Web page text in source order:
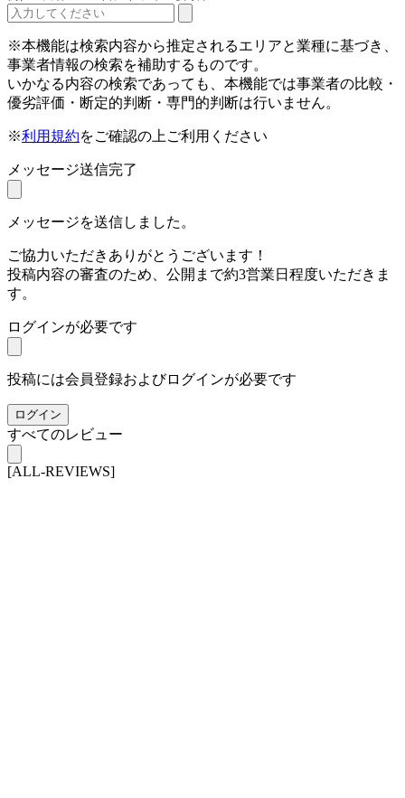
※本機能は検索内容から推定されるエリアと業種に基づき、
事業者情報の検索を補助するものです。
いかなる内容の検索であっても、本機能では事業者の比較・
優劣評価・断定的判断・専門的判断は行いません。
※利用規約をご確認の上ご利用ください
メッセージ送信完了
メッセージを送信しました。
ご協力いただきありがとうございます！
投稿内容の審査のため、公開まで約3営業日程度いただきま
す。
ログインが必要です
投稿には会員登録およびログインが必要です
ログイン
すべてのレビュー
[ALL-REVIEWS]